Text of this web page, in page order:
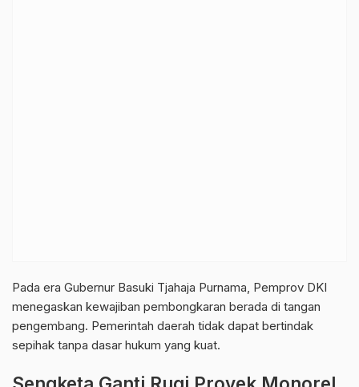
Pada era Gubernur Basuki Tjahaja Purnama, Pemprov DKI
menegaskan kewajiban pembongkaran berada di tangan
pengembang. Pemerintah daerah tidak dapat bertindak
sepihak tanpa dasar hukum yang kuat.